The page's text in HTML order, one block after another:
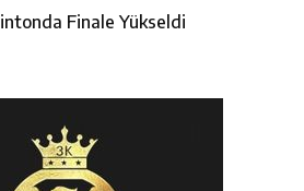
Finale Yükseldi